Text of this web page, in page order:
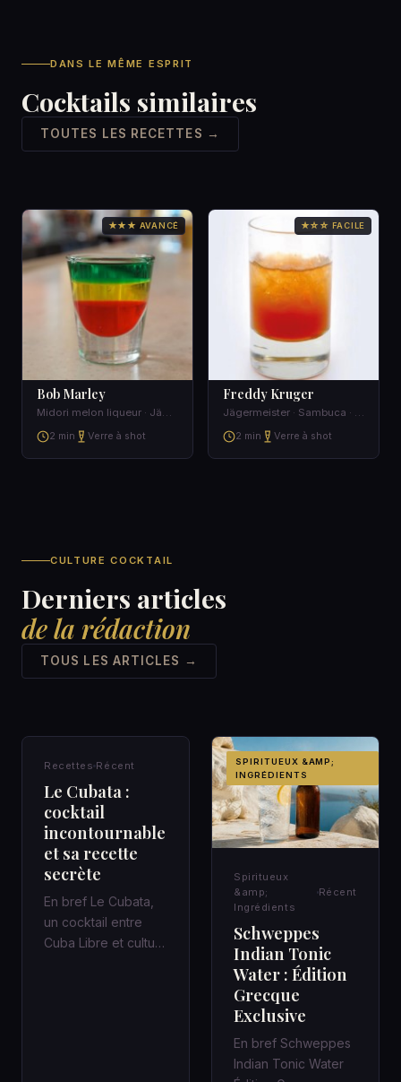
DANS LE MÊME ESPRIT
Cocktails similaires
TOUTES LES RECETTES →
★★★ AVANCÉ
Bob Marley
Midori melon liqueur · Jägermeister · Goldschlager
2 min
Verre à shot
★☆☆ FACILE
Freddy Kruger
Jägermeister · Sambuca · Vodka
2 min
Verre à shot
CULTURE COCKTAIL
Derniers articles
de la rédaction
TOUS LES ARTICLES →
RECETTES
Recettes Récent
Le Cubata :
cocktail
incontournable
et sa recette
secrète
En bref Le Cubata,
un cocktail entre
Cuba Libre et culture
SPIRITUEUX &AMP;
INGRÉDIENTS
Spiritueux
&amp;
Ingrédients
Récent
Schweppes
Indian Tonic
Water : Édition
Grecque
Exclusive
En bref Schweppes
Indian Tonic Water